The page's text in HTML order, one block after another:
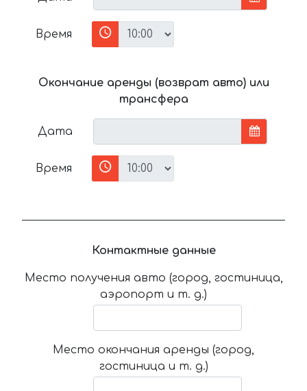
Время
Окончание аренды (возврат авто) или
трансфера
Дата
Время
Контактные данные
Место получения авто (город, гостиница,
аэропорт и т. д.)
Место окончания аренды (город,
гостиница и т. д.)